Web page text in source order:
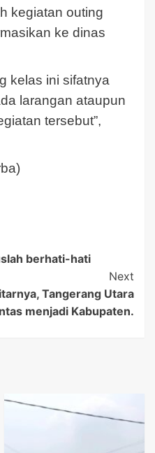
kegiatan outing
ke dinas
kelas ini sifatnya
larangan ataupun
tersebut”,
berhati-hati
Next
Tangerang Utara
menjadi Kabupaten.